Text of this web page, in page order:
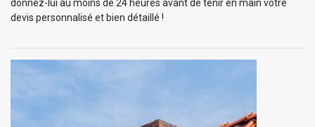
donnez-lui au moins de 24 heures avant de tenir en main votre
devis personnalisé et bien détaillé !